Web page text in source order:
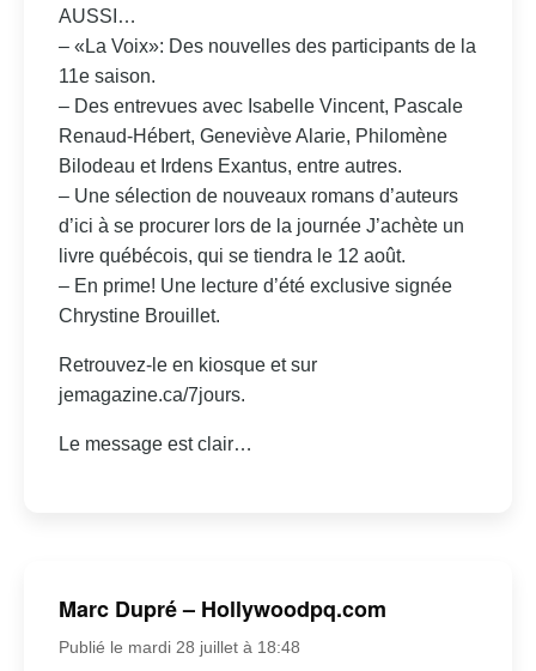
AUSSI…
– «La Voix»: Des nouvelles des participants de la
11e saison.
– Des entrevues avec Isabelle Vincent, Pascale
Renaud-Hébert, Geneviève Alarie, Philomène
Bilodeau et Irdens Exantus, entre autres.
– Une sélection de nouveaux romans d’auteurs
d’ici à se procurer lors de la journée J’achète un
livre québécois, qui se tiendra le 12 août.
– En prime! Une lecture d’été exclusive signée
Chrystine Brouillet.
Retrouvez-le en kiosque et sur
jemagazine.ca/7jours.
Le message est clair…
Marc Dupré – Hollywoodpq.com
Publié le mardi 28 juillet à 18:48